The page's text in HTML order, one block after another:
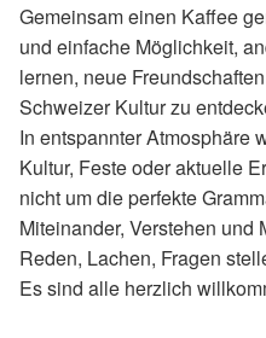
Gemeinsam einen Kaffee
und einfache Möglichkeit,
lernen, neue
Schweizer Kultur zu
In entspannter Atmosphäre
Kultur, Feste oder aktuelle
nicht um die perfekte
Miteinander, Verstehen und
Reden, Lachen, Fragen
Es sind alle herzlich